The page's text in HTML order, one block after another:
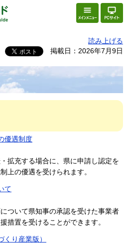
メニュー PC版
読み上げる
掲載日：2026年7月9日
優遇制度
拡充する場合に、県に申請し認定を
上の優遇を受けられます。
て
ついて県知事の承認を受けた事業者
措置を受けることができます。
くり産業版）